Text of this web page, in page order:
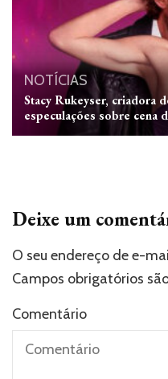
NOTÍCIAS
Stacy Rukeyser, criadora
especulações sobre cena
Deixe um
O seu endereço de e-
Campos obrigatórios
Comentário